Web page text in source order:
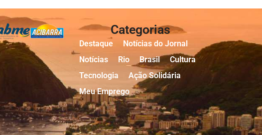
Categorias
Destaque
Notícias do Jornal
Notícias
Rio Brasil
Cultura
Tecnologia
Ação Solidária
Meu Emprego